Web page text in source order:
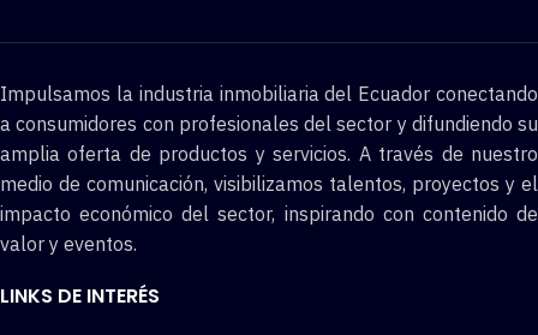
Impulsamos la industria inmobiliaria del Ecuador conectando
a consumidores con profesionales del sector y difundiendo su
amplia oferta de productos y servicios. A través de nuestro
medio de comunicación, visibilizamos talentos, proyectos y el
impacto económico del sector, inspirando con contenido de
valor y eventos.
LINKS DE INTERÉS